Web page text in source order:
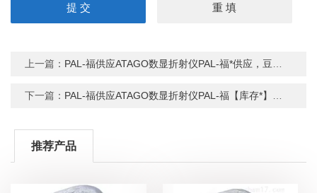
上一篇： PAL-福供应ATAGO数显折射仪PAL-福*供应，豆浆折射仪，折射仪现货
下一篇： PAL-福供应ATAGO数显折射仪PAL-福【库存*】，乙二醇折射仪，折射仪现货
推荐产品